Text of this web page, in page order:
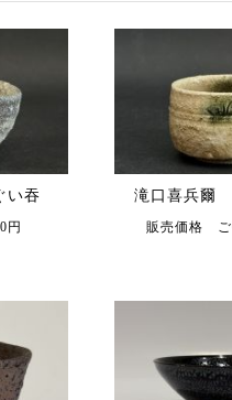
い吞
円
滝口喜兵爾
販売価格 ご